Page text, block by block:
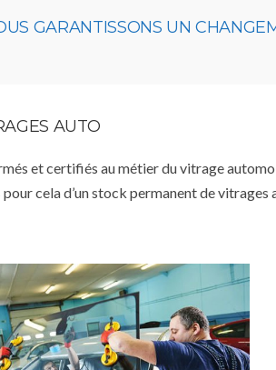
GARANTISSONS UN
AUTO
et certifiés au métier du vitrage
cela d’un stock permanent de vitrages